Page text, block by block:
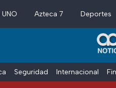
Azteca 7 Deportes
Seguridad Internacional